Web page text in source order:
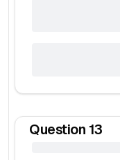
Question 13